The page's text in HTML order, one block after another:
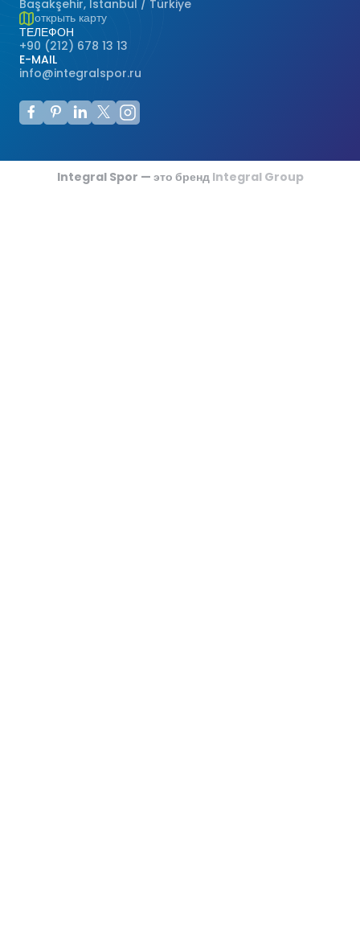
Başakşehir, İstanbul / Türkiye
открыть карту
ТЕЛЕФОН
+90 (212) 678 13 13
E-MAIL
info@integralspor.ru
Integral Spor — это бренд Integral Group